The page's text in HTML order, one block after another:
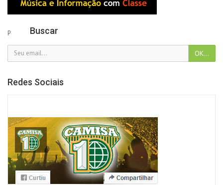
p Buscar
Redes Sociais